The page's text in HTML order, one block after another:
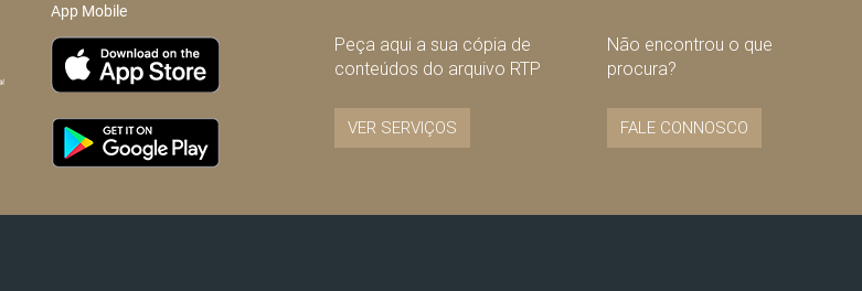
App Mobile
Peça aqui a sua cópia de
conteúdos do arquivo RTP
VER SERVIÇOS
Não encontrou o que
procura?
FALE CONNOSCO